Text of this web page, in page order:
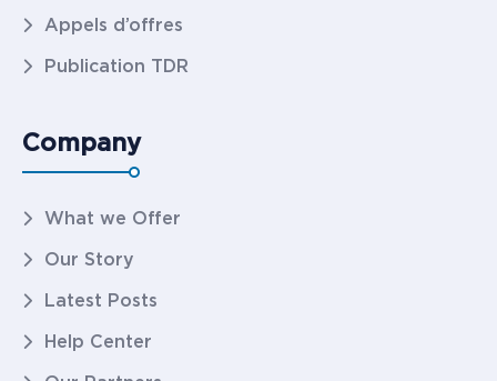
Appels d’offres
Publication TDR
Company
What we Offer
Our Story
Latest Posts
Help Center